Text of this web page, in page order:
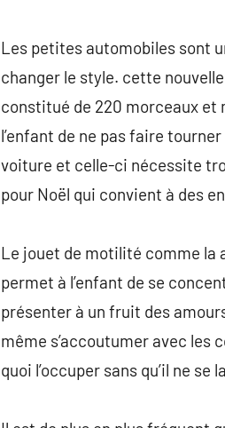
Les petites automobiles sont
changer le style. cette
constitué de 220 morceaux et
l’enfant de ne pas faire
voiture et celle-ci nécessite
pour Noël qui convient à des
Le jouet de motilité comme la
permet à l’enfant de se
présenter à un fruit des
même s’accoutumer avec les
quoi l’occuper sans qu’il ne se